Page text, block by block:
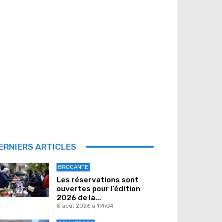
ARTICLES
BROCANTE
Les réservations sont
ouvertes pour l’édition
2026 de la...
8 août 2026 à 19h04